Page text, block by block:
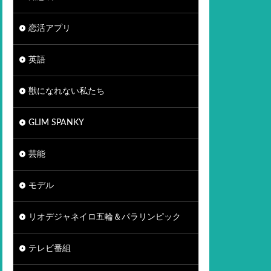
恋活アプリ
英語
獣になれない私たち
GLIM SPANKY
芸能
モデル
リオデジャネイロ五輪＆パラリンピック
テレビ番組